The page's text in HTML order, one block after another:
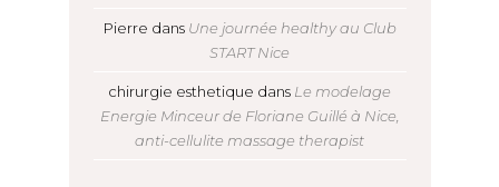
Pierre dans Une journée healthy au Club
START Nice
chirurgie esthetique dans Le modelage
Energie Minceur de Floriane Guillé à Nice,
anti-cellulite massage therapist